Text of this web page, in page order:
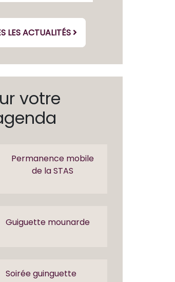
LES ACTUALITÉS
votre
Permanence mobile
de la STAS
Guiguette mounarde
Soirée guinguette